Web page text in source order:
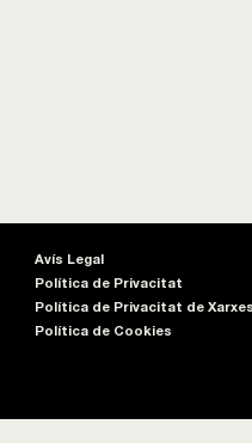
Avís Legal
Política de Privacitat
Política de Privacitat de
Política de Cookies